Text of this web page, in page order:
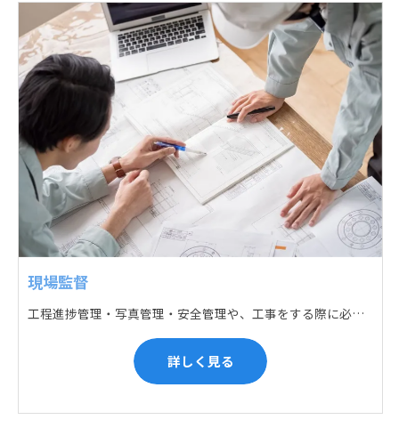
現場監督
工程進捗管理・写真管理・安全管理や、工事をする際に必要な各種書類作成・届出 (申請) などの現場管理業務をお任せします。遅れている箇所のサポートに入るなど、臨機応変な対応が必要になります。
詳しく見る